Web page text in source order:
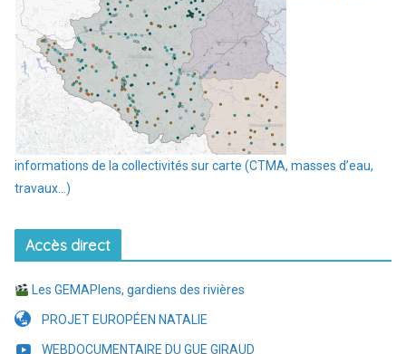
informations de la collectivités sur carte (CTMA, masses d’eau,
travaux…)
Accès direct
Les GEMAPIens, gardiens des rivières
PROJET EUROPÉEN NATALIE
WEBDOCUMENTAIRE DU GUE GIRAUD